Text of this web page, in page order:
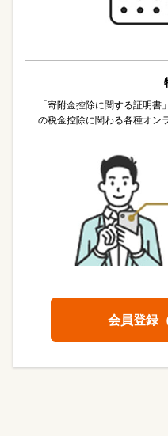
「寄附金控除に関する証明書
の税金控除に関わる各種オン
会員登録